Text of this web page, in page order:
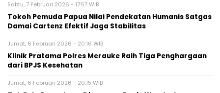
Sabtu, 7 Februari 2026 - 17:57 WIB
Tokoh Pemuda Papua Nilai Pendekatan Humanis Satgas
Damai Cartenz Efektif Jaga Stabilitas
Jumat, 6 Februari 2026 - 20:16 WIB
Klinik Pratama Polres Merauke Raih Tiga Penghargaan
dari BPJS Kesehatan
Jumat, 6 Februari 2026 - 20:15 WIB